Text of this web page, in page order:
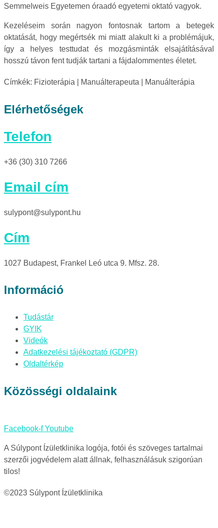
Semmelweis Egyetemen óraadó egyetemi oktató vagyok.
Kezeléseim során nagyon fontosnak tartom a betegek
oktatását, hogy megértsék mi miatt alakult ki a problémájuk,
így a helyes testtudat és mozgásminták elsajátításával
hosszú távon fent tudják tartani a fájdalommentes életet.
Címkék: Fizioterápia Manuálterapeuta Manuálterápia
Elérhetőségek
Telefon
+36 (30) 310 7266
Email cím
sulypont@sulypont.hu
Cím
1027 Budapest, Frankel Leó utca 9. Mfsz. 28.
Információ
Tudástár
GYIK
Videók
Adatkezelési tájékoztató (GDPR)
Oldaltérkép
Közösségi oldalaink
Facebook-f Youtube
A Súlypont Ízületklinika logója, fotói és szöveges tartalmai
szerzői jogvédelem alatt állnak, felhasználásuk szigorúan
tilos!
©2023 Súlypont Ízületklinika